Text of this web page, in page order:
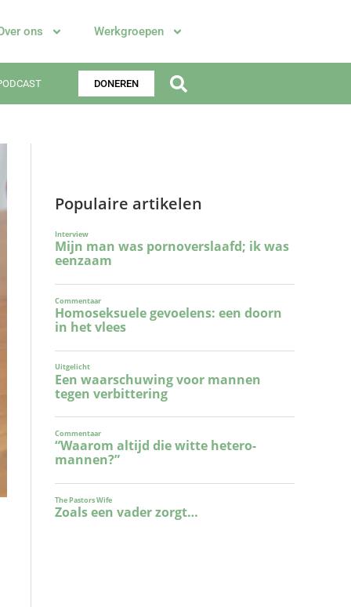
ons Werkgroepen
DONEREN
Populaire artikelen